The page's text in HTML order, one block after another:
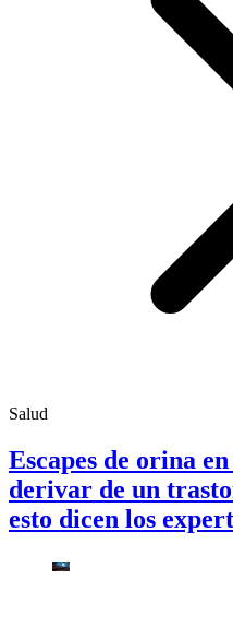
Salud
Escapes de orina
derivar de un
esto dicen los